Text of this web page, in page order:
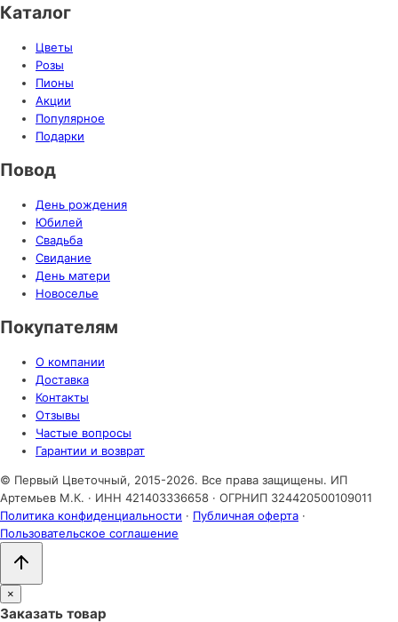
Каталог
Цветы
Розы
Пионы
Акции
Популярное
Подарки
Повод
День рождения
Юбилей
Свадьба
Свидание
День матери
Новоселье
Покупателям
О компании
Доставка
Контакты
Отзывы
Частые вопросы
Гарантии и возврат
© Первый Цветочный, 2015-2026. Все права защищены. ИП
Артемьев М.К. · ИНН 421403336658 · ОГРНИП 324420500109011
Политика конфиденциальности · Публичная оферта ·
Пользовательское соглашение
×
Заказать товар